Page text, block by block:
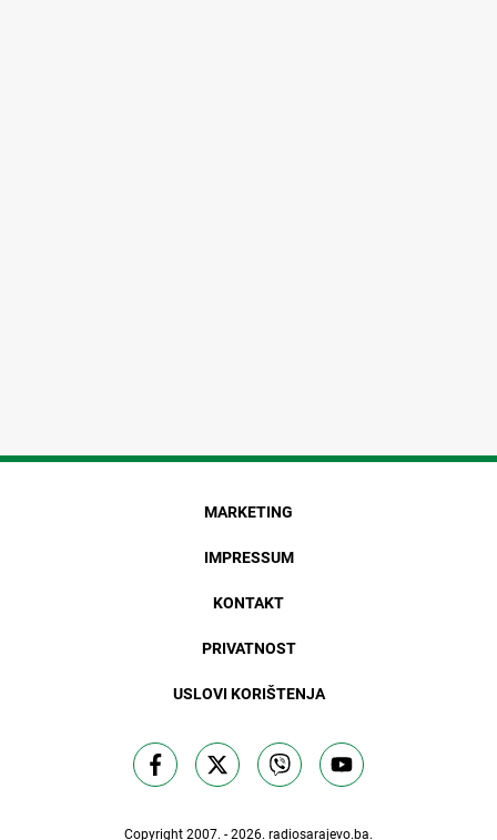
MARKETING
IMPRESSUM
KONTAKT
PRIVATNOST
USLOVI KORIŠTENJA
Copyright 2007. - 2026. radiosarajevo.ba.